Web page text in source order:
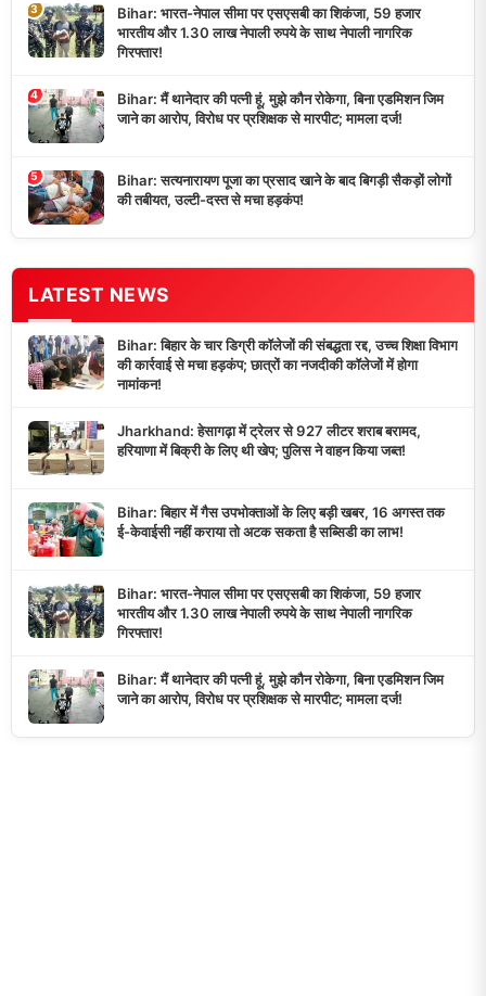
3
Bihar: भारत-नेपाल सीमा पर एसएसबी का शिकंजा, 59 हजार
भारतीय और 1.30 लाख नेपाली रुपये के साथ नेपाली नागरिक
गिरफ्तार!
4
Bihar: मैं थानेदार की पत्नी हूं, मुझे कौन रोकेगा, बिना एडमिशन जिम
जाने का आरोप, विरोध पर प्रशिक्षक से मारपीट; मामला दर्ज!
5
Bihar: सत्यनारायण पूजा का प्रसाद खाने के बाद बिगड़ी सैकड़ों लोगों
की तबीयत, उल्टी-दस्त से मचा हड़कंप!
LATEST NEWS
Bihar: बिहार के चार डिग्री कॉलेजों की संबद्धता रद्द, उच्च शिक्षा विभाग
की कार्रवाई से मचा हड़कंप; छात्रों का नजदीकी कॉलेजों में होगा
नामांकन!
Jharkhand: हेसागढ़ा में ट्रेलर से 927 लीटर शराब बरामद,
हरियाणा में बिक्री के लिए थी खेप; पुलिस ने वाहन किया जब्त!
Bihar: बिहार में गैस उपभोक्ताओं के लिए बड़ी खबर, 16 अगस्त तक
ई-केवाईसी नहीं कराया तो अटक सकता है सब्सिडी का लाभ!
Bihar: भारत-नेपाल सीमा पर एसएसबी का शिकंजा, 59 हजार
भारतीय और 1.30 लाख नेपाली रुपये के साथ नेपाली नागरिक
गिरफ्तार!
Bihar: मैं थानेदार की पत्नी हूं, मुझे कौन रोकेगा, बिना एडमिशन जिम
जाने का आरोप, विरोध पर प्रशिक्षक से मारपीट; मामला दर्ज!